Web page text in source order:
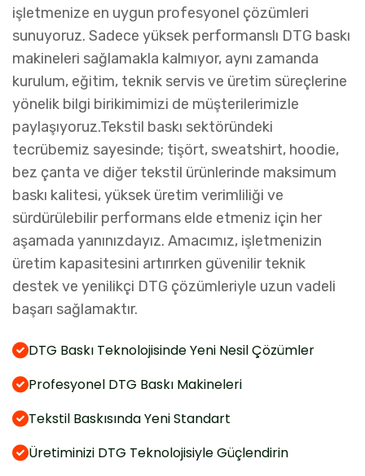
işletmenize en uygun profesyonel çözümleri
sunuyoruz. Sadece yüksek performanslı DTG baskı
makineleri sağlamakla kalmıyor, aynı zamanda
kurulum, eğitim, teknik servis ve üretim süreçlerine
yönelik bilgi birikimimizi de müşterilerimizle
paylaşıyoruz.Tekstil baskı sektöründeki
tecrübemiz sayesinde; tişört, sweatshirt, hoodie,
bez çanta ve diğer tekstil ürünlerinde maksimum
baskı kalitesi, yüksek üretim verimliliği ve
sürdürülebilir performans elde etmeniz için her
aşamada yanınızdayız. Amacımız, işletmenizin
üretim kapasitesini artırırken güvenilir teknik
destek ve yenilikçi DTG çözümleriyle uzun vadeli
başarı sağlamaktır.
DTG Baskı Teknolojisinde Yeni Nesil Çözümler
Profesyonel DTG Baskı Makineleri
Tekstil Baskısında Yeni Standart
Üretiminizi DTG Teknolojisiyle Güçlendirin